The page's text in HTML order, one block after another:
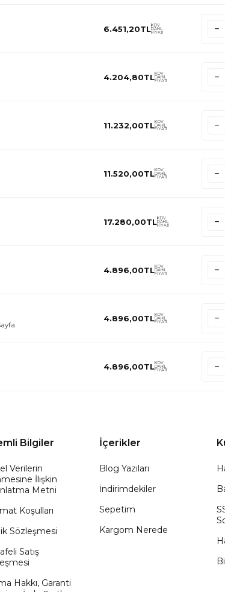
6.451,20TLKDV
DAHİL
FİYATI
4.204,80TLKDV
DAHİL
FİYATI
11.232,00TLKDV
DAHİL
FİYATI
11.520,00TLKDV
DAHİL
FİYATI
17.280,00TLKDV
DAHİL
FİYATI
4.896,00TLKDV
DAHİL
FİYATI
4.896,00TLKDV
DAHİL
FİYATI
4.896,00TLKDV
DAHİL
FİYATI
Bilgiler
Verilerin
İlişkin
Metni
Koşulları
Sözleşmesi
Satış
Hakkı, Garanti
İçerikler
Blog Yazıları
İndirimdekiler
Sepetim
Kargom Nerede